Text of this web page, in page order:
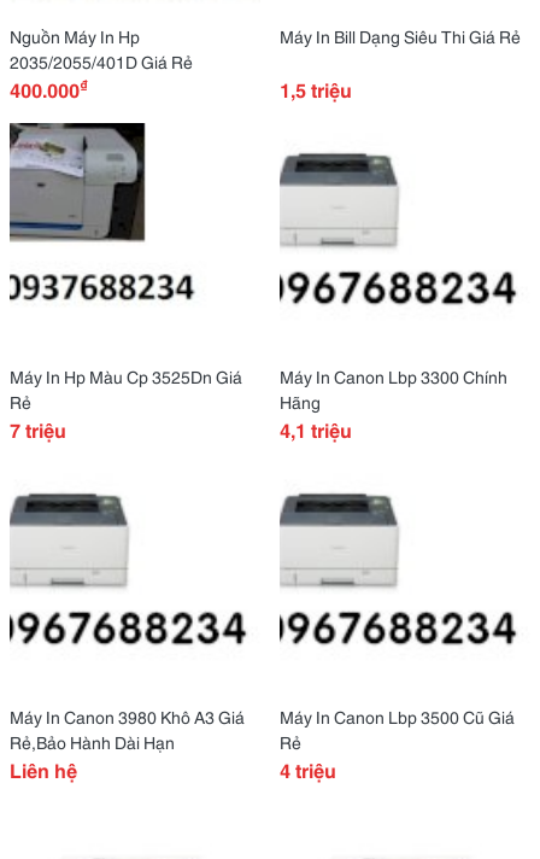
Nguồn Máy In Hp
2035/2055/401D Giá Rẻ
400.000₫
Máy In Bill Dạng Siêu Thi Giá Rẻ
1,5 triệu
Máy In Hp Màu Cp 3525Dn Giá
Rẻ
7 triệu
Máy In Canon Lbp 3300 Chính
Hãng
4,1 triệu
Máy In Canon 3980 Khô A3 Giá
Rẻ,Bảo Hành Dài Hạn
Liên hệ
Máy In Canon Lbp 3500 Cũ Giá
Rẻ
4 triệu